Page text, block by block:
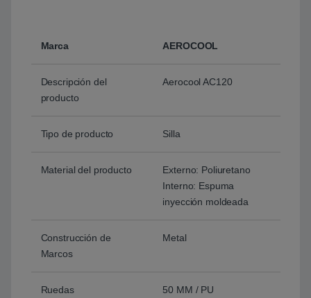
Marca AEROCOOL
Descripción del
producto
Aerocool AC120
Tipo de producto Silla
Material del producto
Externo: Poliuretano
Interno: Espuma
inyección moldeada
Construcción de
Marcos
Metal
Ruedas 50 MM / PU